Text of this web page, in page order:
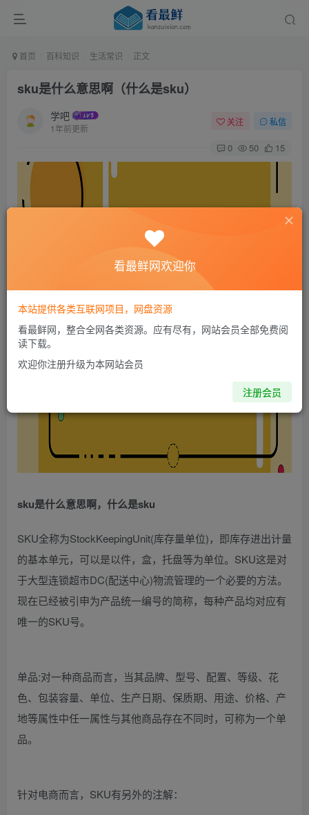
首页 百科知识 生活常识 正文
sku是什么意思啊（什么是sku）
学吧
1年前更新
关注 私信
0 50 15
sku是什么意思啊，什么是sku
SKU全称为StockKeepingUnit(库存量单位)，即库存进出计量
的基本单元，可以是以件，盒，托盘等为单位。SKU这是对
于大型连锁超市DC(配送中心)物流管理的一个必要的方法。
现在已经被引申为产品统一编号的简称，每种产品均对应有
唯一的SKU号。
单品:对一种商品而言，当其品牌、型号、配置、等级、花
色、包装容量、单位、生产日期、保质期、用途、价格、产
地等属性中任一属性与其他商品存在不同时，可称为一个单
品。
针对电商而言，SKU有另外的注解：
看最鲜网欢迎你
本站提供各类互联网项目，网盘资源
看最鲜网，整合全网各类资源。应有尽有，网站会员全部免费阅
读下载。
欢迎你注册升级为本网站会员
注册会员